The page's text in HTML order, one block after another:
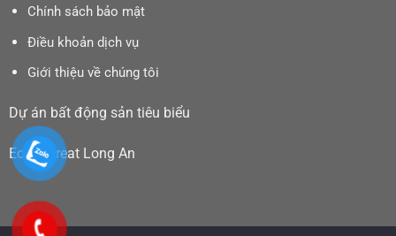
Chính sách bảo mật
Điều khoản dịch vụ
Giới thiệu về chúng tôi
Dự án bất động sản tiêu biểu
Eco Retreat Long An